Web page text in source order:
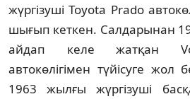
жүргізуші Toyota Prado
шығып кеткен. Салдарынан
айдап келе жатқан
автокөлігімен түйісуге жол
1963 жылғы жүргізуші